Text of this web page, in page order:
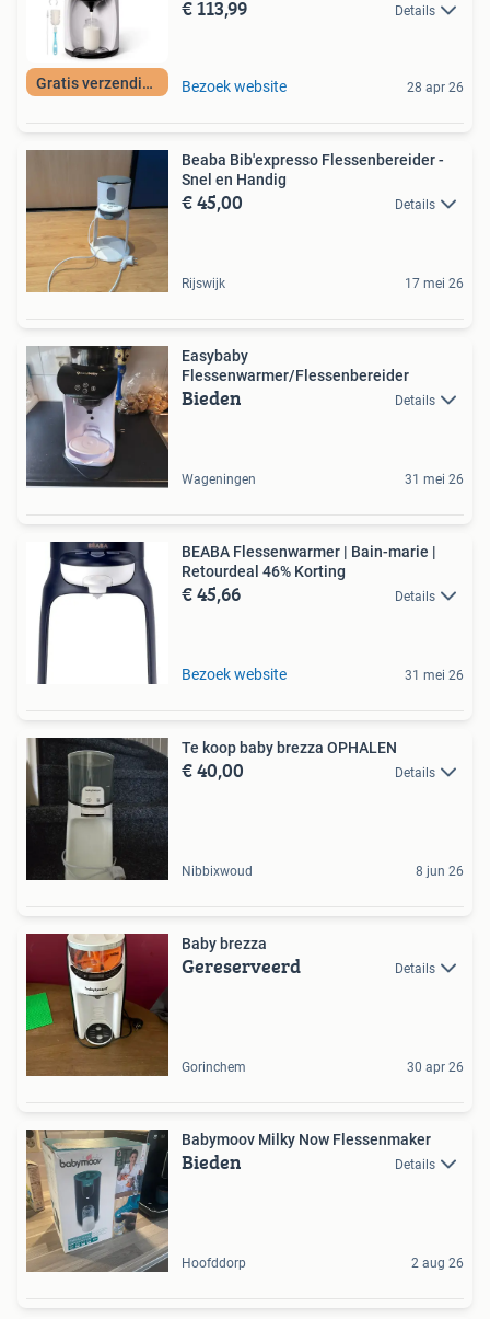
Gratis verzending
€ 113,99 Details
Bezoek website 28 apr 26
Beaba Bib'expresso Flessenbereider -
Snel en Handig
€ 45,00 Details
Rijswijk 17 mei 26
Easybaby
Flessenwarmer/Flessenbereider
Bieden Details
Wageningen 31 mei 26
BEABA Flessenwarmer | Bain-marie |
Retourdeal 46% Korting
€ 45,66 Details
Bezoek website 31 mei 26
Te koop baby brezza OPHALEN
€ 40,00 Details
Nibbixwoud 8 jun 26
Baby brezza
Gereserveerd Details
Gorinchem 30 apr 26
Babymoov Milky Now Flessenmaker
Bieden Details
Hoofddorp 2 aug 26